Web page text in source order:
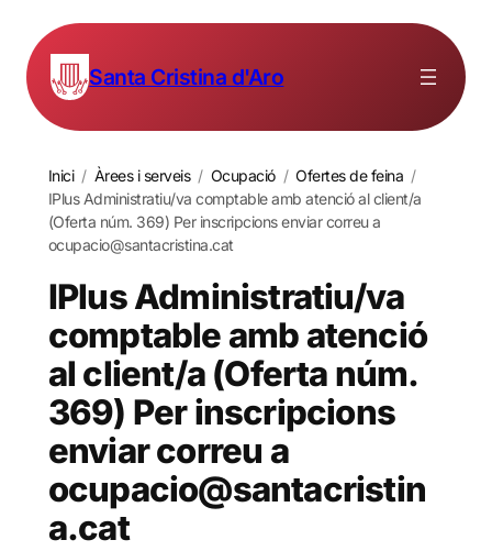
Santa Cristina d'Aro
Inici / Àrees i serveis / Ocupació / Ofertes de feina /
IPlus Administratiu/va comptable amb atenció al client/a
(Oferta núm. 369) Per inscripcions enviar correu a
ocupacio@santacristina.cat
IPlus Administratiu/va
comptable amb atenció
al client/a (Oferta núm.
369) Per inscripcions
enviar correu a
ocupacio@santacristin
a.cat